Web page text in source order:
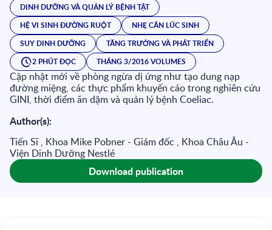
DINH DƯỠNG VÀ QUẢN LÝ BỆNH TẬT
HỆ VI SINH ĐƯỜNG RUỘT
NHẸ CÂN LÚC SINH
SUY DINH DƯỠNG
TĂNG TRƯỞNG VÀ PHÁT TRIỂN
2 PHÚT ĐỌC
THÁNG 3/2016 VOLUMES
Cập nhật mới về phòng ngừa dị ứng như tạo dung nạp
đường miệng, các thực phẩm khuyến cáo trong nghiên cứu
GINI, thời điểm ăn dặm và quản lý bệnh Coeliac.
Author(s):
Tiến Sĩ , Khoa Mike Pobner - Giám đốc , Khoa Châu Âu -
Viện Dinh Dưỡng Nestlé
Download publication